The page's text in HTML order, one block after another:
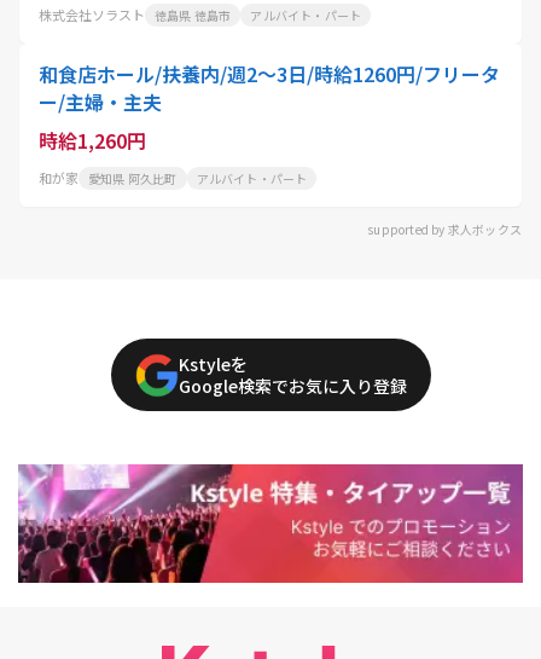
株式会社ソラスト 徳島県 徳島市 アルバイト・パート
和食店ホール/扶養内/週2～3日/時給1260円/フリータ
ー/主婦・主夫
時給1,260円
和が家 愛知県 阿久比町 アルバイト・パート
supported by 求人ボックス
Kstyleを
Google検索でお気に入り登録